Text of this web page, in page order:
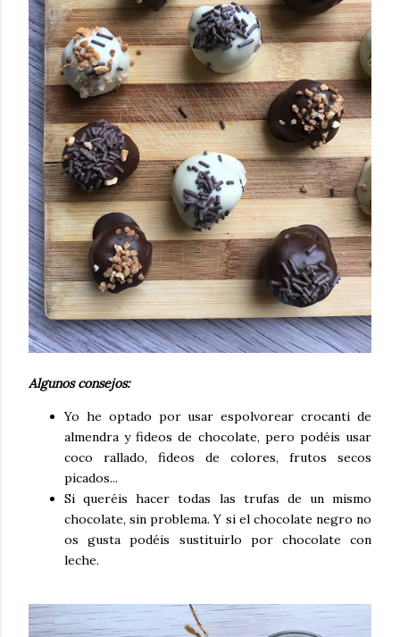
Algunos consejos:
Yo he optado por usar espolvorear crocanti de
almendra y fideos de chocolate, pero podéis usar
coco rallado, fideos de colores, frutos secos
picados...
Si queréis hacer todas las trufas de un mismo
chocolate, sin problema. Y si el chocolate negro no
os gusta podéis sustituirlo por chocolate con
leche.